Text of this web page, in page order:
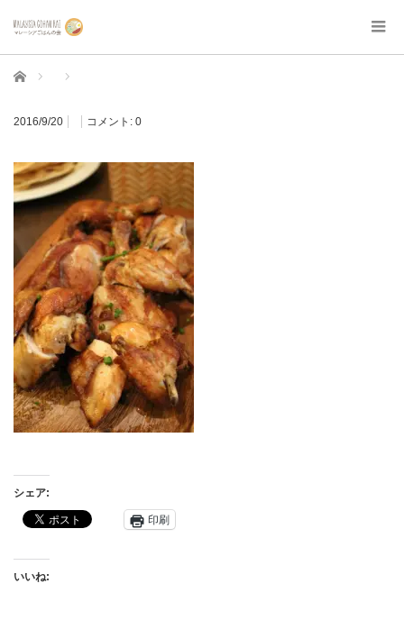
ホーム
2016/9/20 コメント: 0
シェア:
印刷
いいね: